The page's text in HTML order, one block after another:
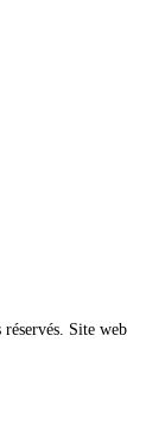
Site web